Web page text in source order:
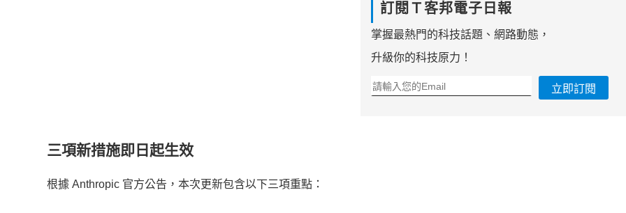
訂閱Ｔ客邦電子日報
掌握最熱門的科技話題、網路動態，
升級你的科技原力！
立即訂閱
三項新措施即日起生效
根據 Anthropic 官方公告，本次更新包含以下三項重點：